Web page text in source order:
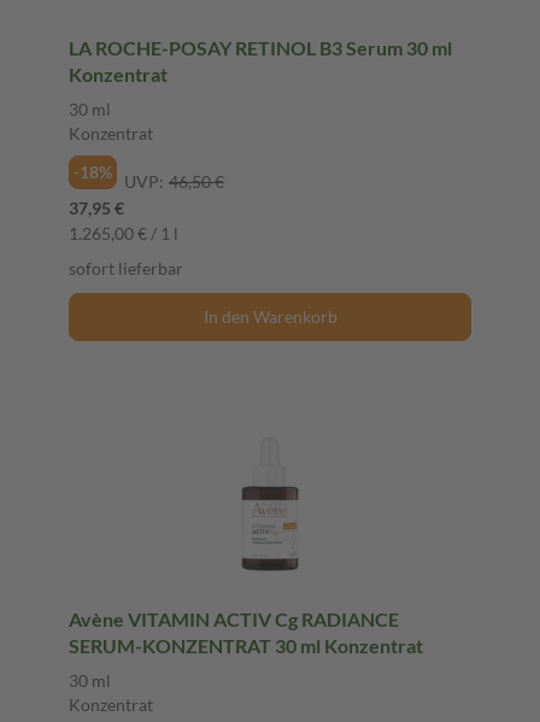
LA ROCHE-POSAY RETINOL B3 Serum 30 ml
Konzentrat
30 ml
Konzentrat
-18%
UVP: 46,50 €
37,95 €
1.265,00 € / 1 l
sofort lieferbar
In den Warenkorb
Avène VITAMIN ACTIV Cg RADIANCE
SERUM-KONZENTRAT 30 ml Konzentrat
30 ml
Konzentrat